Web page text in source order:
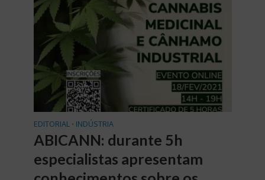
EDITORIAL • INDÚSTRIA
ABICANN: durante 5h
especialistas apresentam